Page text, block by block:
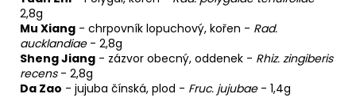
2,8g
Mu Xiang - chrpovník lopuchový, kořen - Rad.
aucklandiae- 2,8g
Sheng Jiang - zázvor obecný, oddenek - Rhiz. zingiberis
recens- 2,8g
Da Zao - jujuba čínská, plod - Fruc. jujubae- 1,4g